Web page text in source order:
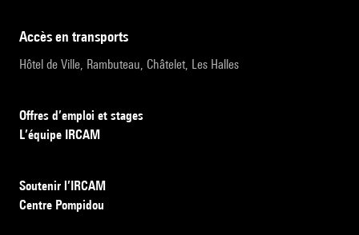
accès en transports
Hôtel de Ville, Rambuteau, Châtelet, Les Halles
Offres d’emploi et stages
L’équipe IRCAM
Soutenir l’IRCAM
Centre Pompidou